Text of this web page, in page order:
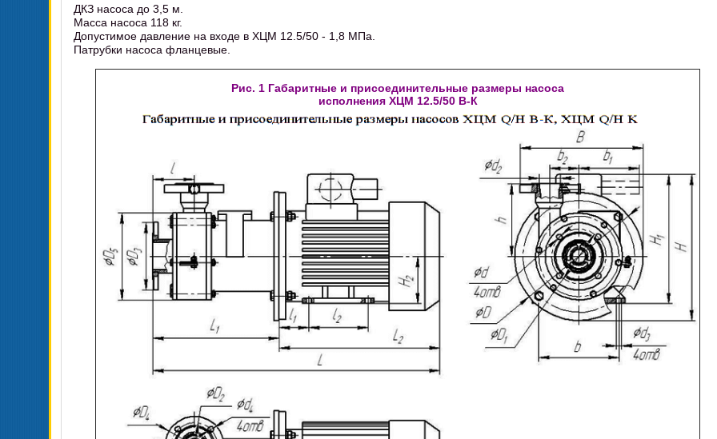
ДКЗ насоса до 3,5 м.
Масса насоса 118 кг.
Допустимое давление на входе в ХЦМ 12.5/50 - 1,8 МПа.
Патрубки насоса фланцевые.
Рис. 1 Габаритные и присоединительные размеры насоса
исполнения ХЦМ 12.5/50 В-К